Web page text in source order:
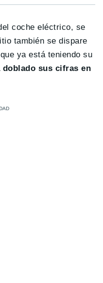
coche eléctrico, se
también se dispare
ya está teniendo su
doblado sus cifras en